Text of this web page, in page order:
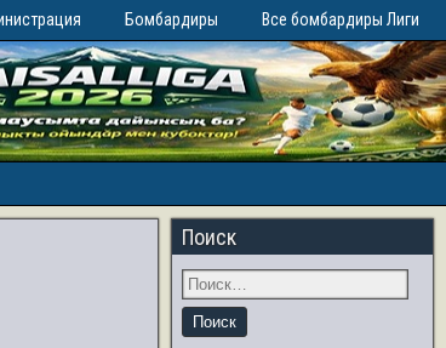
Бомбардиры Все бомбардиры Лиги
Поиск